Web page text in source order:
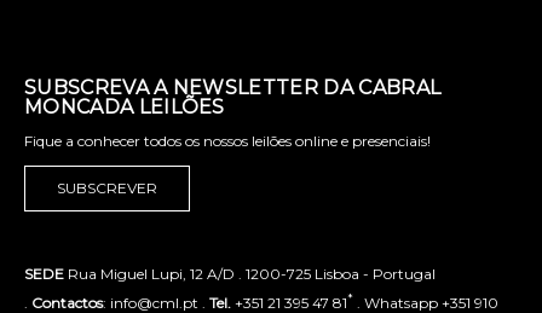
SUBSCREVA A NEWSLETTER DA CABRAL
MONCADA LEILÕES
Fique a conhecer todos os nossos leilões online e presenciais!
SUBSCREVER
SEDE Rua Miguel Lupi, 12 A/D . 1200-725 Lisboa - Portugal
Contactos: info@cml.pt . Tel. +351 21 395 47 81* . Whatsapp +351 910